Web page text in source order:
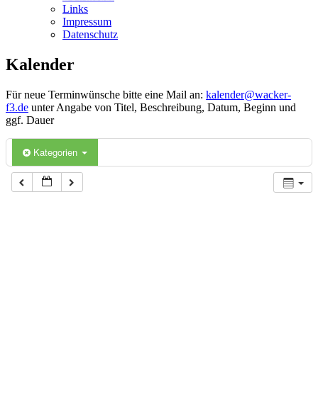
Links
Impressum
Datenschutz
Kalender
Für neue Terminwünsche bitte eine Mail an: kalender@wacker-
f3.de unter Angabe von Titel, Beschreibung, Datum, Beginn und
ggf. Dauer
Kategorien